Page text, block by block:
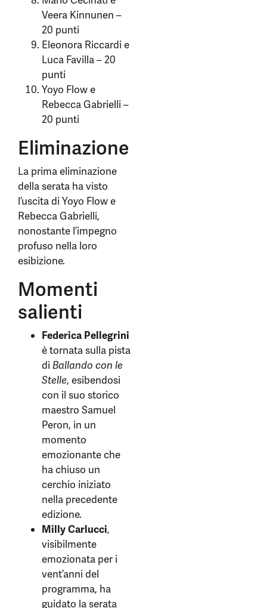
Veera Kinnunen –
20 punti
Eleonora Riccardi e
Luca Favilla – 20
punti
Yoyo Flow e
Rebecca Gabrielli –
20 punti
Eliminazione
La prima eliminazione
della serata ha visto
l’uscita di Yoyo Flow e
Rebecca Gabrielli,
nonostante l’impegno
profuso nella loro
esibizione.
Momenti
salienti
Federica Pellegrini
è tornata sulla pista
di Ballando con le
Stelle, esibendosi
con il suo storico
maestro Samuel
Peron, in un
momento
emozionante che
ha chiuso un
cerchio iniziato
nella precedente
edizione.
Milly Carlucci,
visibilmente
emozionata per i
vent’anni del
programma, ha
guidato la serata